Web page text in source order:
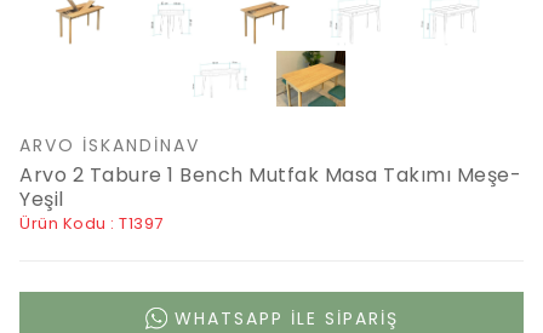
ARVO İSKANDINAV
Arvo 2 Tabure 1 Bench Mutfak Masa Takımı Meşe-
Yeşil
Ürün Kodu : T1397
WHATSAPP ILE SIPARIŞ